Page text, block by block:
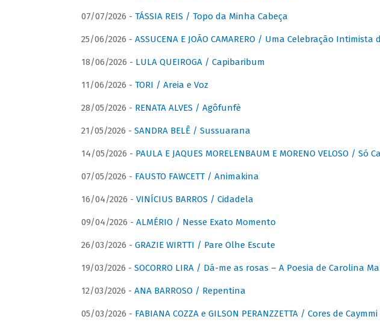
07/07/2026 - TÁSSIA REIS / Topo da Minha Cabeça
25/06/2026 - ASSUCENA E JOÃO CAMARERO / Uma Celebração
18/06/2026 - LULA QUEIROGA / Capibaribum
11/06/2026 - TORI / Areia e Voz
28/05/2026 - RENATA ALVES / Agôfunfè
21/05/2026 - SANDRA BELÊ / Sussuarana
14/05/2026 - PAULA E JAQUES MORELENBAUM E MORENO VELOSO / Só
07/05/2026 - FAUSTO FAWCETT / Animakina
16/04/2026 - VINÍCIUS BARROS / Cidadela
09/04/2026 - ALMÉRIO / Nesse Exato Momento
26/03/2026 - GRAZIE WIRTTI / Pare Olhe Escute
19/03/2026 - SOCORRO LIRA / Dá-me as rosas – A Poesia de Carolina
12/03/2026 - ANA BARROSO / Repentina
05/03/2026 - FABIANA COZZA e GILSON PERANZZETTA / Cores de Caymmi